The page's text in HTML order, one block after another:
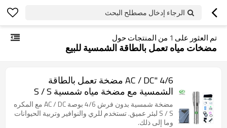
الرجاء إدخال مصطلح البحث
تم العثور على 1 من المنتجات حول
مضخات مياه تعمل بالطاقة الشمسية للبيع
4/6 "AC / DC مضخة تعمل بالطاقة
الشمسية مع مضخة مياه شمسية S / S
المكره للري مبيعات المصنع مباشرةمضخة شمسية بدون فرش 4/6 بوصة AC / DC مع المكره
S / S لبئر عميق. تستخدم للري والنوافير وتربية الحيوانات
وما إلى ذلك.